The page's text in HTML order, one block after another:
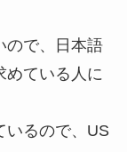
ので、日本語
めている人に
いるので、US